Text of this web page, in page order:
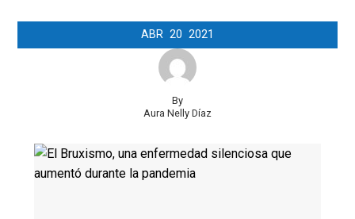
ABR 20 2021
By
Aura Nelly Díaz